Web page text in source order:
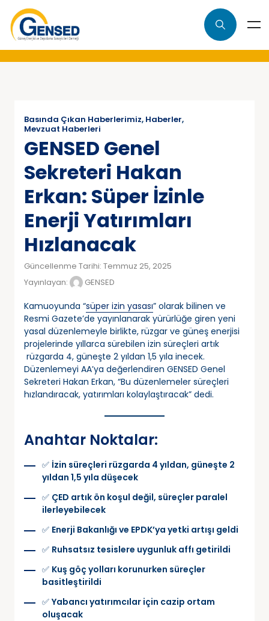
Basında Çıkan Haberlerimiz, Haberler,
Mevzuat Haberleri
GENSED Genel
Sekreteri Hakan
Erkan: Süper İzinle
Enerji Yatırımları
Hızlanacak
Güncellenme Tarihi: Temmuz 25, 2025
Yayınlayan:
GENSED
Kamuoyunda “süper izin yasası” olarak bilinen ve
Resmi Gazete’de yayınlanarak yürürlüğe giren yeni
yasal düzenlemeyle birlikte, rüzgar ve güneş enerjisi
projelerinde yıllarca sürebilen izin süreçleri artık
rüzgarda 4, güneşte 2 yıldan 1,5 yıla inecek.
Düzenlemeyi AA’ya değerlendiren GENSED Genel
Sekreteri Hakan Erkan, “Bu düzenlemeler süreçleri
hızlandıracak, yatırımları kolaylaştıracak” dedi.
Anahtar Noktalar:
✅ İzin süreçleri rüzgarda 4 yıldan, güneşte 2
yıldan 1,5 yıla düşecek
✅ ÇED artık ön koşul değil, süreçler paralel
ilerleyebilecek
✅ Enerji Bakanlığı ve EPDK’ya yetki artışı geldi
✅ Ruhsatsız tesislere uygunluk affı getirildi
✅ Kuş göç yolları korunurken süreçler
basitleştirildi
✅Yabancı yatırımcılar için cazip ortam
oluşacak